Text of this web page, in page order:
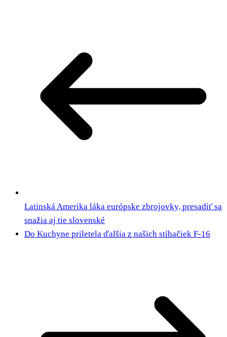
Latinská Amerika láka európske zbrojovky, presadiť sa
snažia aj tie slovenské
Do Kuchyne priletela ďalšia z našich stíhačiek F-16